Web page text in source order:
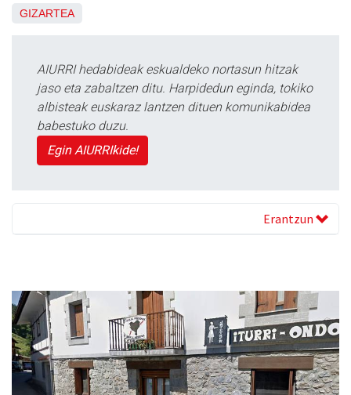
GIZARTEA
AIURRI hedabideak eskualdeko nortasun hitzak
jaso eta zabaltzen ditu. Harpidedun eginda, tokiko
albisteak euskaraz lantzen dituen komunikabidea
babestuko duzu.
Egin AIURRIkide!
Erantzun